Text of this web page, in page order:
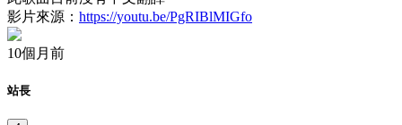
影片來源： https://youtu.be/PgRIBlMIGfo
10個月前
站長